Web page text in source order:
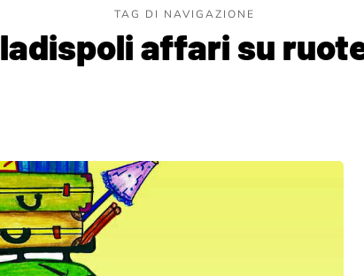
TAG DI NAVIGAZIONE
ladispoli affari su